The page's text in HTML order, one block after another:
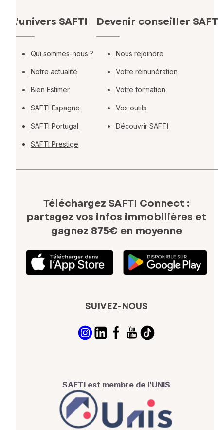
L'univers SAFTI
Qui sommes-nous ?
Notre actualité
Bien Estimer
SAFTI Espagne
SAFTI Portugal
SAFTI Prestige
Devenir conseiller
Nous rejoindre
Votre rémunération
Votre formation
Vos outils
Découvrir SAFTI
Téléchargez SAFTI Connect :
partagez vos infos immobilières et
gagnez 875€ en moyenne
SUIVEZ-NOUS
SAFTI est membre de l’UNIS